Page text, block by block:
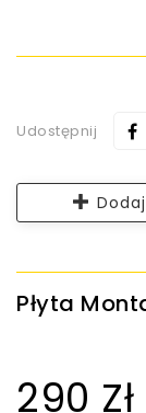
Udostępnij
Płyta
290 Zł